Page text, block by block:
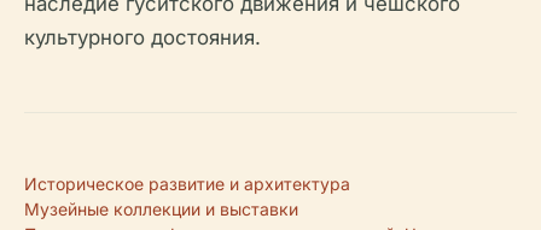
культурного достояния.
Историческое развитие и архитектура
Музейные коллекции и выставки